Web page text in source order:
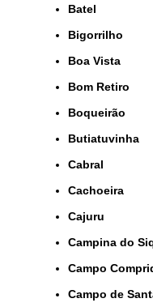
Batel
Bigorrilho
Boa Vista
Bom Retiro
Boqueirão
Butiatuvinha
Cabral
Cachoeira
Cajuru
Campina do
Campo
Campo de